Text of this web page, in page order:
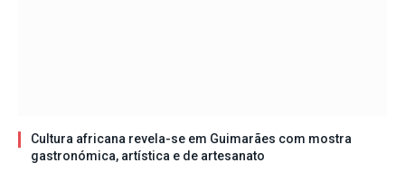
Cultura africana revela-se em Guimarães com mostra
gastronómica, artística e de artesanato